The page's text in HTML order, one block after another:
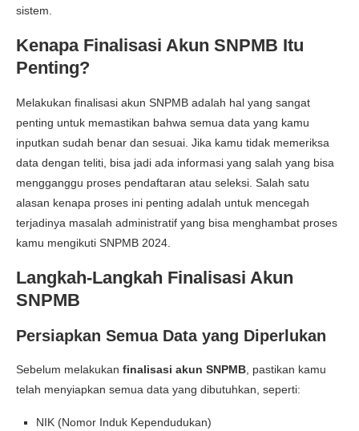
sistem.
Kenapa Finalisasi Akun SNPMB Itu
Penting?
Melakukan finalisasi akun SNPMB adalah hal yang sangat
penting untuk memastikan bahwa semua data yang kamu
inputkan sudah benar dan sesuai. Jika kamu tidak memeriksa
data dengan teliti, bisa jadi ada informasi yang salah yang bisa
mengganggu proses pendaftaran atau seleksi. Salah satu
alasan kenapa proses ini penting adalah untuk mencegah
terjadinya masalah administratif yang bisa menghambat proses
kamu mengikuti SNPMB 2024.
Langkah-Langkah Finalisasi Akun
SNPMB
Persiapkan Semua Data yang Diperlukan
Sebelum melakukan finalisasi akun SNPMB , pastikan kamu
telah menyiapkan semua data yang dibutuhkan, seperti:
NIK (Nomor Induk Kependudukan)